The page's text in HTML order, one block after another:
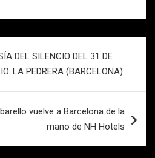
DEL SILENCIO DEL 31 DE
LA PEDRERA (BARCELONA)
vuelve a Barcelona de la
mano de NH Hotels